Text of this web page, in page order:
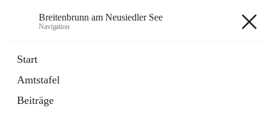
Breitenbrunn am Neusiedler See
Navigation
Start
Amtstafel
Beiträge
18 Schnellzugriffe